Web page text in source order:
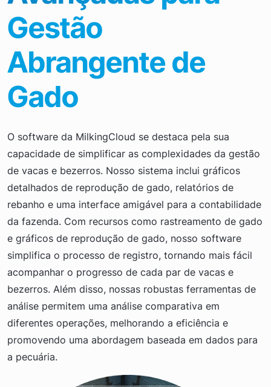
Gestão
Abrangente de
Gado
O software da MilkingCloud se destaca pela sua
capacidade de simplificar as complexidades da gestão
de vacas e bezerros. Nosso sistema inclui gráficos
detalhados de reprodução de gado, relatórios de
rebanho e uma interface amigável para a contabilidade
da fazenda. Com recursos como rastreamento de gado
e gráficos de reprodução de gado, nosso software
simplifica o processo de registro, tornando mais fácil
acompanhar o progresso de cada par de vacas e
bezerros. Além disso, nossas robustas ferramentas de
análise permitem uma análise comparativa em
diferentes operações, melhorando a eficiência e
promovendo uma abordagem baseada em dados para
a pecuária.